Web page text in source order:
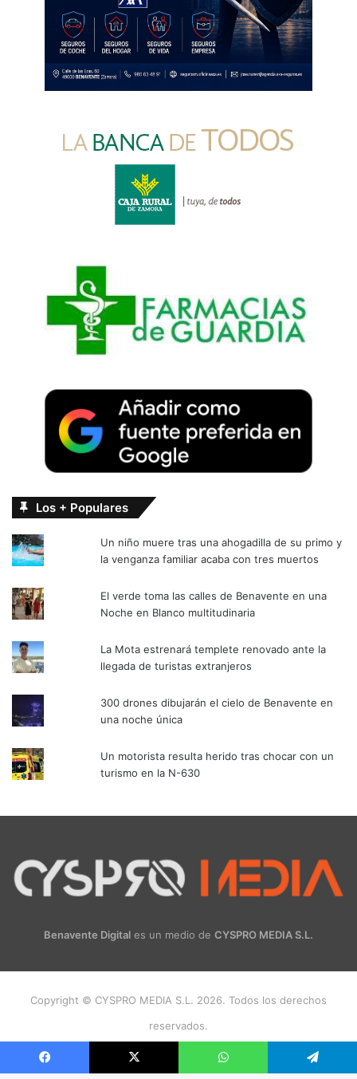
Los + Populares
Un niño muere tras una ahogadilla de su primo y
la venganza familiar acaba con tres muertos
El verde toma las calles de Benavente en una
Noche en Blanco multitudinaria
La Mota estrenará templete renovado ante la
llegada de turistas extranjeros
300 drones dibujarán el cielo de Benavente en
una noche única
Un motorista resulta herido tras chocar con un
turismo en la N-630
Benavente Digital es un medio de CYSPRO MEDIA S.L.
Copyright © CYSPRO MEDIA S.L. 2026. Todos los derechos
reservados.
Instagram
Facebook X WhatsApp Telegram